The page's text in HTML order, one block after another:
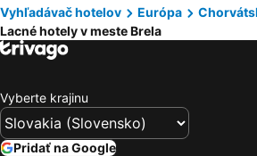
Hotel Park Makarska
Hotel
Grand Hotel Slavia
Hotel
Villa MiraMar
Hotel Rosina
Maestral Adults Exclusive Hotel
Hotel Villa Bacchus
Vyhľadávač hotelov Európa
Lacné hotely v meste Brela
Vyberte krajinu
Pridať na Google